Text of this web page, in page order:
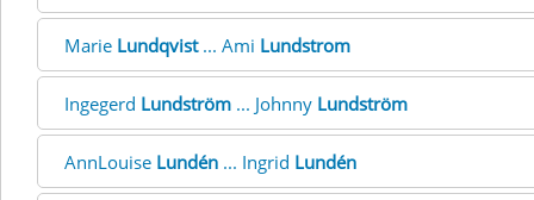
Marie Lundqvist... Ami Lundstrom
Ingegerd Lundström ... Johnny Lundström
AnnLouise Lundén ... Ingrid Lundén